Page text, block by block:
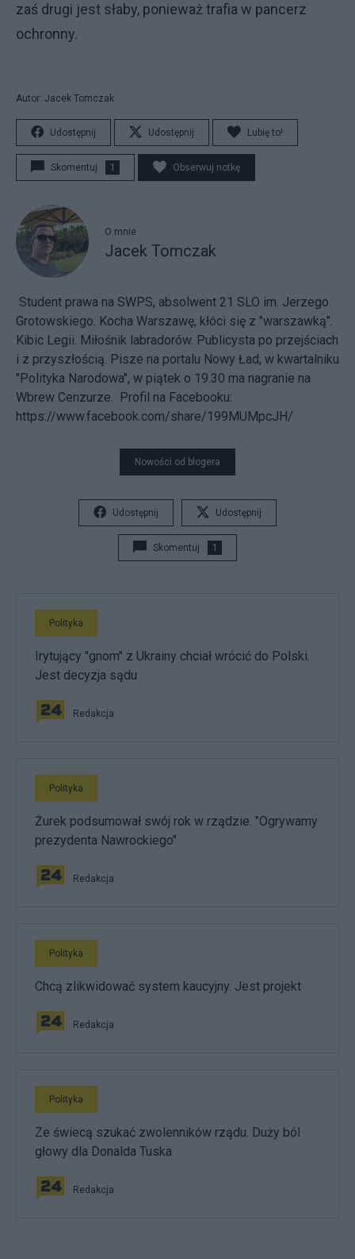
zaś drugi jest słaby, ponieważ trafia w pancerz
ochronny.
Autor: Jacek Tomczak
Udostępnij Udostępnij Lubię to!
Skomentuj 1 Obserwuj notkę
O mnie
Jacek Tomczak
Student prawa na SWPS, absolwent 21 SLO im. Jerzego
Grotowskiego. Kocha Warszawę, kłóci się z "warszawką".
Kibic Legii. Miłośnik labradorów. Publicysta po przejściach
i z przyszłością. Pisze na portalu Nowy Ład, w kwartalniku
"Polityka Narodowa", w piątek o 19.30 ma nagranie na
Wbrew Cenzurze. Profil na Facebooku:
https://www.facebook.com/share/199MUMpcJH/
Nowości od blogera
Udostępnij Udostępnij
Skomentuj 1
Polityka
Irytujący "gnom" z Ukrainy chciał wrócić do Polski.
Jest decyzja sądu
Redakcja
Polityka
Żurek podsumował swój rok w rządzie. "Ogrywamy
prezydenta Nawrockiego"
Redakcja
Polityka
Chcą zlikwidować system kaucyjny. Jest projekt
Redakcja
Polityka
Ze świecą szukać zwolenników rządu. Duży ból
głowy dla Donalda Tuska
Redakcja